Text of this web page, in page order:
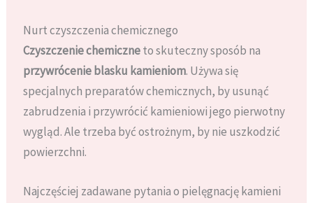
Nurt czyszczenia chemicznego
Czyszczenie chemiczneto skuteczny sposób na
przywrócenie blasku kamieniom. Używa się
specjalnych preparatów chemicznych, by usunąć
zabrudzenia i przywrócić kamieniowi jego pierwotny
wygląd. Ale trzeba być ostrożnym, by nie uszkodzić
powierzchni.
Najczęściej zadawane pytania o pielęgnację kamieni